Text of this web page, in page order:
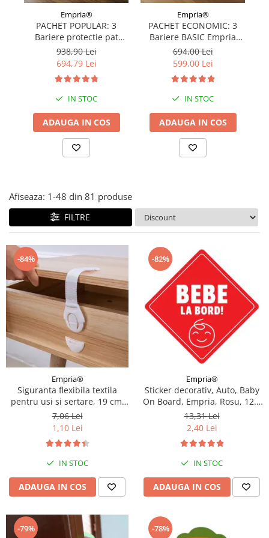
Covorase ortopedice senzoriale
Cuburi magnetice JollyHeap®
Rechizite scolare
Stikere decorative si covoare
Stickere decorative
Covorase de joaca
Carduri Cadou
Propuneri Cadou
Produse Sub 50 Lei
Resigilate
Empria®
PACHET POPULAR: 3
Bariere protectie pat
copii, SELECT, 160x200
cm
938,90 Lei
694,79 Lei
IN STOC
ADAUGA IN COS
Empria®
PACHET ECONOMIC: 3
Bariere BASIC Empria
protectie pat 160X200 cm
+ bara stabilizatoare
694,00 Lei
599,00 Lei
IN STOC
ADAUGA IN COS
Afiseaza: 1-48 din 81 produse
FILTRE
-84%
Empria®
Siguranta flexibila textila
pentru usi si sertare, 19 cm,
Alb, model Economic
7,06 Lei
1,10 Lei
IN STOC
ADAUGA IN COS
-82%
Empria®
Sticker decorativ, Auto, Baby
On Board, Empria, Rosu, 12.5
x 12.5 cm
13,31 Lei
2,40 Lei
IN STOC
ADAUGA IN COS
-79% -78%